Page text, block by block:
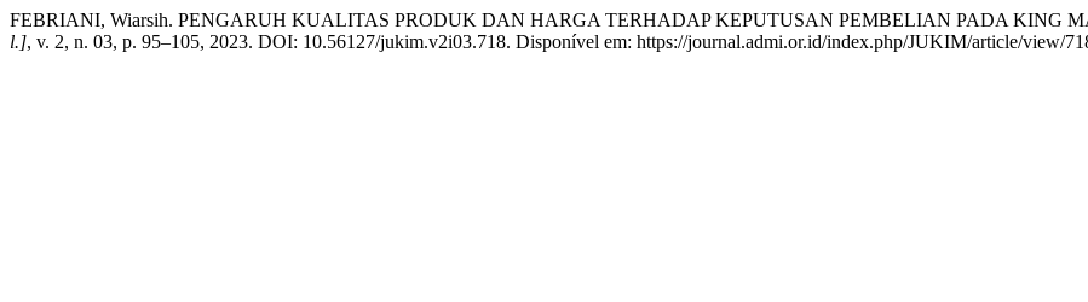
FEBRIANI, Wiarsih. PENGARUH KUALITAS PRODUK DAN HARGA TERHADAP KEPUTUSAN PEMBELIAN PADA KING
l.], v. 2, n. 03, p. 95–105, 2023. DOI: 10.56127/jukim.v2i03.718. Disponível em: https://journal.admi.or.id/index.php/JUKIM/article/view/